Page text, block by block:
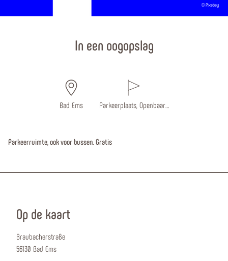
© Pixabay
In een oogopslag
Bad Ems Parkeerplaats, Openbaar…
Parkeerruimte, ook voor bussen. Gratis
Op de kaart
Braubacherstraße
56130 Bad Ems